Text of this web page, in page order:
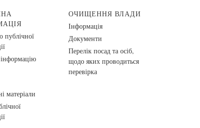
публічної
матеріали
ОЧИЩЕННЯ ВЛАДИ
Інформація
Документи
Перелік посад та осіб,
щодо яких проводиться
перевірка